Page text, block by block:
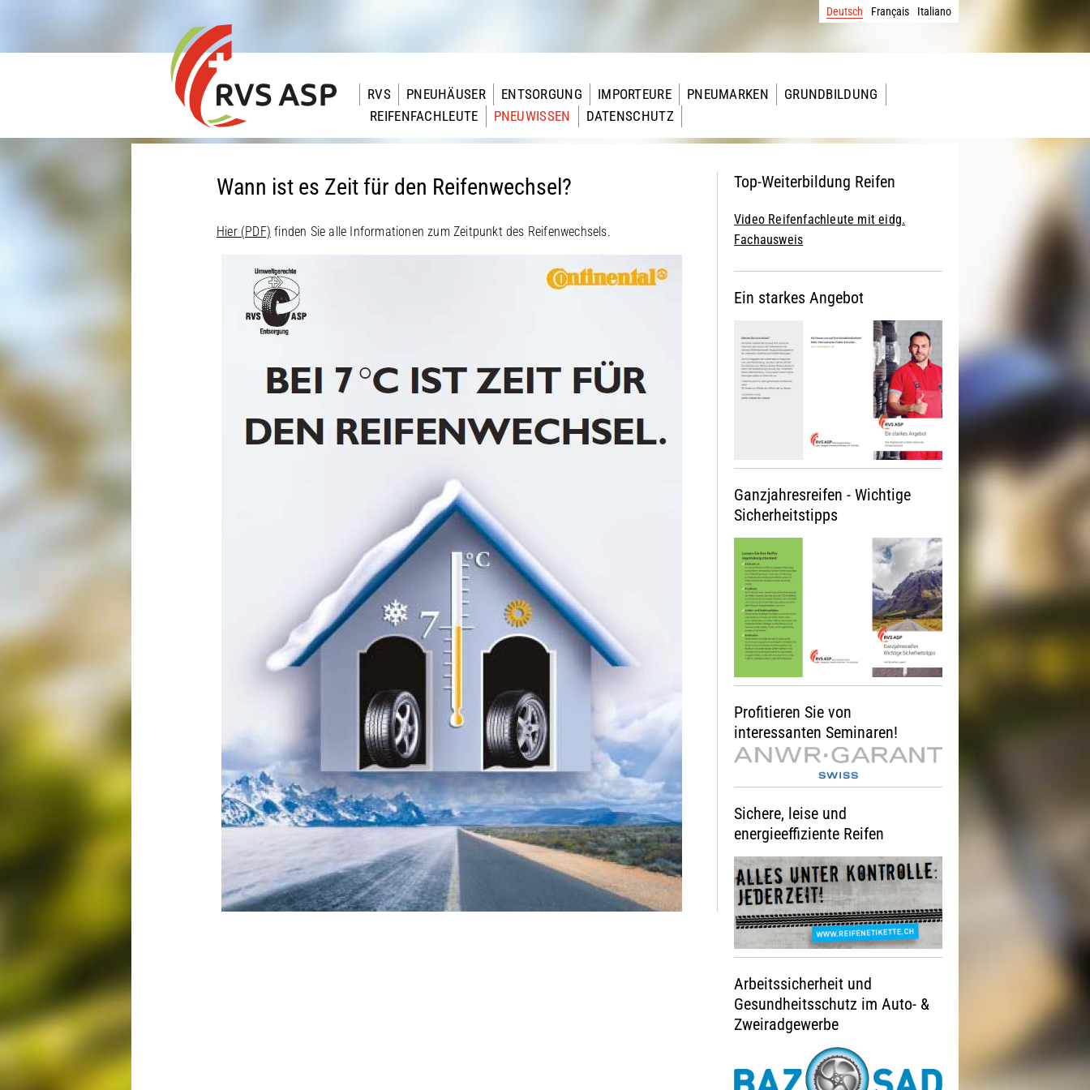
Deutsch Français Italiano
RVS PNEUHÄUSER ENTSORGUNG IMPORTEURE PNEUMARKEN
GRUNDBILDUNG
REIFENFACHLEUTE
PNEUWISSEN DATENSCHUTZ
Wann ist es Zeit für den Reifenwechsel?
Hier(PDF) finden Sie alle Informationen zum Zeitpunkt des Reifenwechsels.
Top-Weiterbildung Reifen
Video Reifenfachleute mit eidg.
Fachausweis
Ein starkes Angebot
Ganzjahresreifen - Wichtige
Sicherheitstipps
Profitieren Sie von
interessanten Seminaren!
Sichere, leise und
energieeffiziente Reifen
Arbeitssicherheit und
Gesundheitsschutz im Auto- &
Zweiradgewerbe